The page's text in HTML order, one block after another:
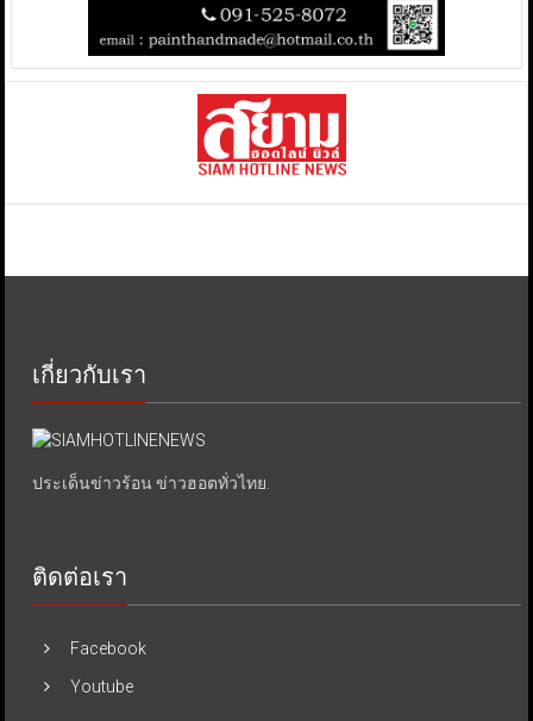
เกี่ยวกับเรา
ประเด็นข่าวร้อน ข่าวฮอตทั่วไทย.
ติดต่อเรา
Facebook
Youtube